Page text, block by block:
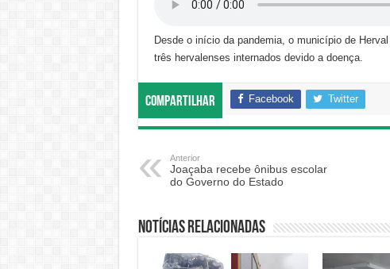
Desde o início da pandemia, o município de
três hervalenses internados devido a doença.
Compartilhar Facebook Twitter
Anterior
Joaçaba recebe ônibus escolar
do Governo do Estado
Notícias relacionadas